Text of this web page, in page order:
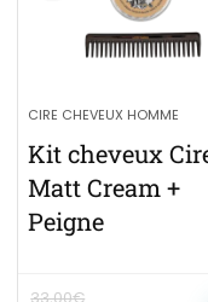
CIRE CHEVEUX HOMME
Kit cheveux
Matt Cream +
Peigne
33,00€